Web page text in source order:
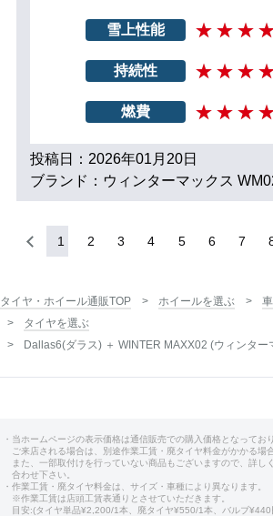
雪上性能
持続性
燃費
投稿日：2026年01月20日
ブランド：ウィンターマックス
1 2 3 4 5 6 7
タイヤ・ホイール通販TOP ホイールを選ぶ
タイヤを選ぶ
Dallas6(ダラス) ＋ WINTER MAXX02 (ウィンター
・当ホームページの表示価格は通信販売での購入価格となってお
ご来店される場合は、別途作業工賃・廃タイヤ料金がかかる場
また、一部取付けを行っていない商品もございますので、詳し
合わせ下さい。
・作業工賃・廃タイヤ料金は、サイズ・車種により異なります。
※作業工賃は店頭工賃表通りとさせていただきます。
目安:(タイヤ単品¥2,200/1本、廃タイヤ¥550/1本、バルブ¥440